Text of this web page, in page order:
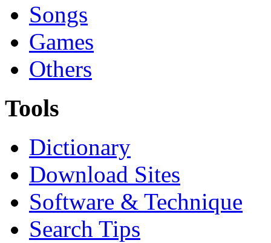
Songs
Games
Others
Tools
Dictionary
Download Sites
Software & Technique
Search Tips